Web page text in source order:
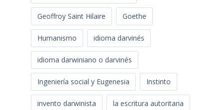
Geoffroy Saint Hilaire Goethe
Humanismo idioma darvinés
idioma darwiniano o darvinés
Ingeniería social y Eugenesia Instinto
invento darwinista la escritura autoritaria